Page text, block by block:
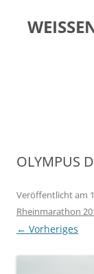
springen
OLYMPUS
Veröffentlicht am
Rheinmarathon
← Vorheriges